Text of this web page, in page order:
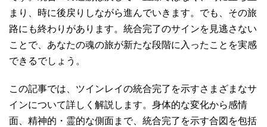
まり、時に後戻りしながら進んでいきます。でも、その旅
路にも終わりがあります。統合完了のサインを見逃さない
ことで、あなたの魂の旅が新たな段階に入ったことを実感
できるでしょう。
この記事では、ツインレイの統合完了を示すさまざまなサ
インについて詳しく解説します。身体的な変化から感情
面、精神的・霊的な側面まで、統合完了を示す合図を包括